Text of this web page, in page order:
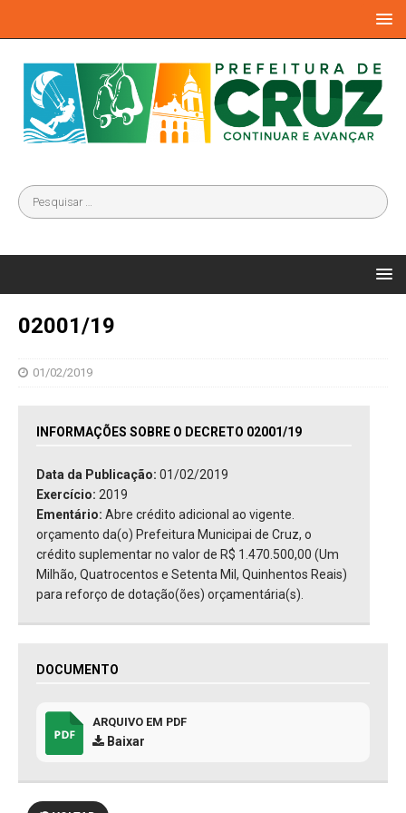
02001/19
01/02/2019
INFORMAÇÕES SOBRE O DECRETO 02001/19
Data da Publicação: 01/02/2019
Exercício: 2019
Ementário: Abre crédito adicional ao vigente.
orçamento da(o) Prefeitura Municipai de Cruz, o
crédito suplementar no valor de R$ 1.470.500,00 (Um
Milhão, Quatrocentos e Setenta Mil, Quinhentos Reais)
para reforço de dotação(ões) orçamentária(s).
DOCUMENTO
ARQUIVO EM PDF
Baixar